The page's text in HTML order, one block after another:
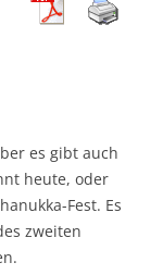
es gibt auch
heute, oder
Fest. Es
zweiten